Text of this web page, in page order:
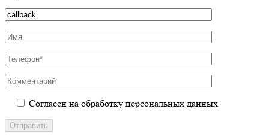
Согласен на обработку персональных данных